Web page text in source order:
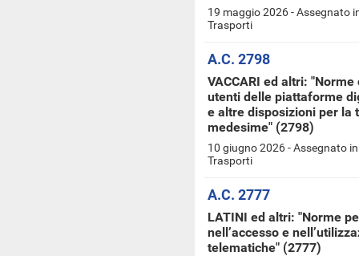
19 maggio 2026 - Assegnato
Trasporti
A.C. 2798
VACCARI ed altri:
utenti delle piattaforme
e altre disposizioni per la
medesime" (2798)
10 giugno 2026 - Assegnato
Trasporti
A.C. 2777
LATINI ed altri: "Norme
nell’accesso e
telematiche" (2777)